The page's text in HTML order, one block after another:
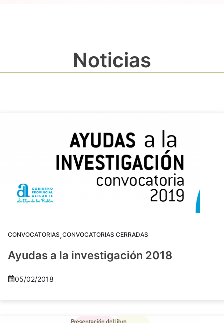
Noticias
CONVOCATORIAS,CONVOCATORIAS CERRADAS
Ayudas a la investigación 2018
05/02/2018